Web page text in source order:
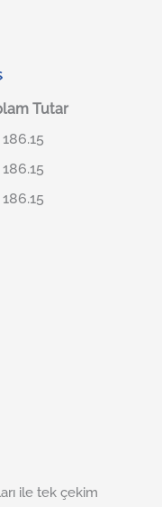
Tutar
186.15
186.15
186.15
ile tek çekim